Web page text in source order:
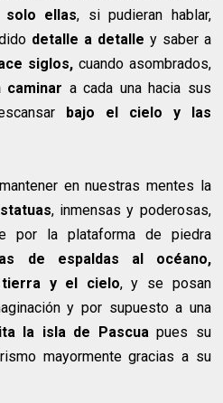
solo ellas, si pudieran hablar,
detalle a detalle y saber a
siglos, cuando asombrados,
caminar a cada una hacia sus
bajo el cielo y las
en nuestras mentes la
, inmensas y poderosas,
por la plataforma de piedra
de espaldas al océano,
y el cielo, y se posan
y por supuesto a una
la isla de Pascuapues su
mayormente gracias a su